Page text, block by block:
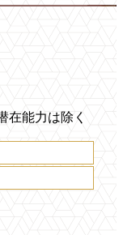
在能力は除く